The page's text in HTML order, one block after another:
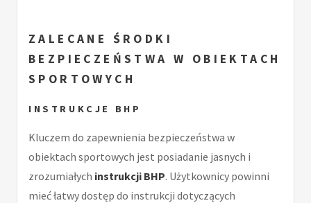
ZALECANE ŚRODKI
BEZPIECZEŃSTWA W OBIEKTACH
SPORTOWYCH
INSTRUKCJE BHP
Kluczem do zapewnienia bezpieczeństwa w
obiektach sportowych jest posiadanie jasnych i
zrozumiałych instrukcji BHP. Użytkownicy powinni
mieć łatwy dostęp do instrukcji dotyczących